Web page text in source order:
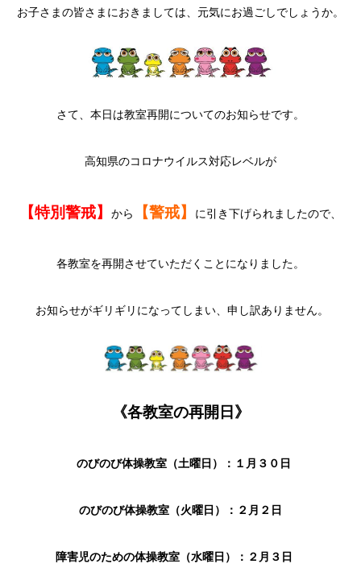
お子さまの皆さまにおきましては、元気にお過ごしでしょうか。
さて、本日は教室再開についてのお知らせです。
高知県のコロナウイルス対応レベルが
【特別警戒】 から 【警戒】 に引き下げられましたので、
各教室を再開させていただくことになりました。
お知らせがギリギリになってしまい、申し訳ありません。
《各教室の再開日》
のびのび体操教室（土曜日）： １月３０日
のびのび体操教室（火曜日）：２月２日
障害児のための体操教室（水曜日）：２月３日